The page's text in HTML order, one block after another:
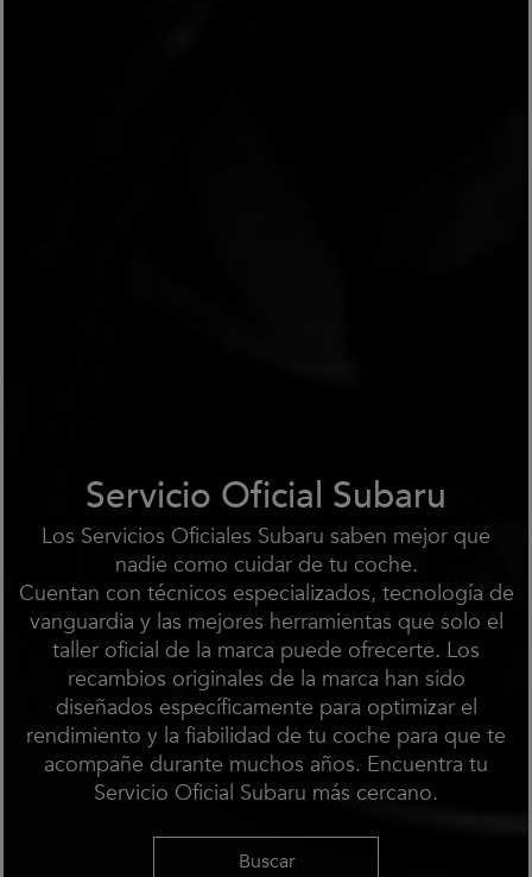
Servicio Oficial Subaru
Los Servicios Oficiales Subaru saben mejor que
nadie como cuidar de tu coche.
Cuentan con técnicos especializados, tecnología de
vanguardia y las mejores herramientas que solo el
taller oficial de la marca puede ofrecerte. Los
recambios originales de la marca han sido
diseñados específicamente para optimizar el
rendimiento y la fiabilidad de tu coche para que te
acompañe durante muchos años. Encuentra tu
Servicio Oficial Subaru más cercano.
Buscar